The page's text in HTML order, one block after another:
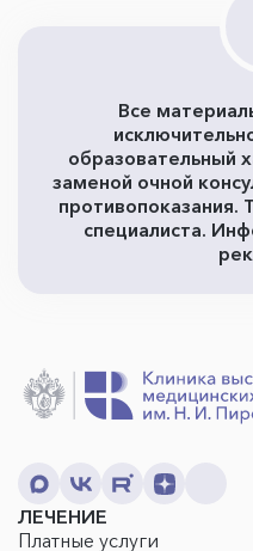
Все
образовательный
заменой очной
противопоказания.
специалиста.
ЛЕЧЕНИЕ
Платные услуги